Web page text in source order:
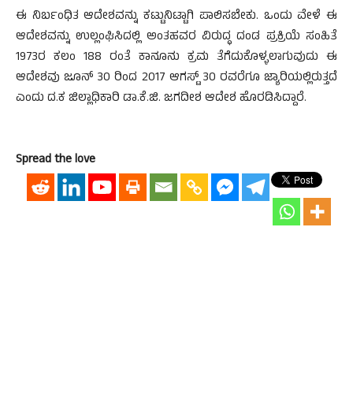
ಈ ನಿರ್ಬಂಧಿತ ಆದೇಶವನ್ನು ಕಟ್ಟುನಿಟ್ಟಾಗಿ ಪಾಲಿಸಬೇಕು. ಒಂದು ವೇಳೆ ಈ
ಆದೇಶವನ್ನು ಉಲ್ಲಂಘಿಸಿದಲ್ಲಿ ಅಂತಹವರ ವಿರುದ್ಧ ದಂಡ ಪ್ರಕ್ರಿಯೆ ಸಂಹಿತೆ
1973ರ ಕಲಂ 188 ರಂತೆ ಕಾನೂನು ಕ್ರಮ ತೆಗೆದುಕೊಳ್ಳಲಾಗುವುದು ಈ
ಆದೇಶವು ಜೂನ್ 30 ರಿಂದ 2017 ಆಗಸ್ಟ್ 30 ರವರೆಗೂ ಜ್ಯಾರಿಯಲ್ಲಿರುತ್ತದೆ
ಎಂದು ದ.ಕ ಜಿಲ್ಲಾಧಿಕಾರಿ ಡಾ.ಕೆ.ಜಿ. ಜಗದೀಶ ಆದೇಶ ಹೊರಡಿಸಿದ್ದಾರೆ.
Spread the love